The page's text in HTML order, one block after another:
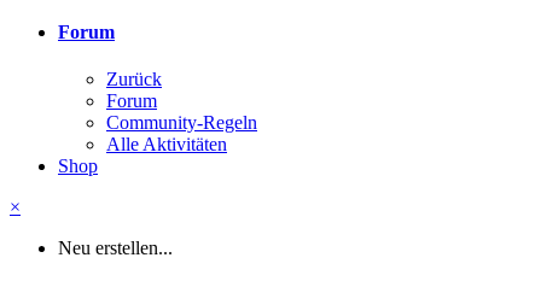
Forum
Zurück
Forum
Community-Regeln
Alle Aktivitäten
Shop
×
Neu erstellen...